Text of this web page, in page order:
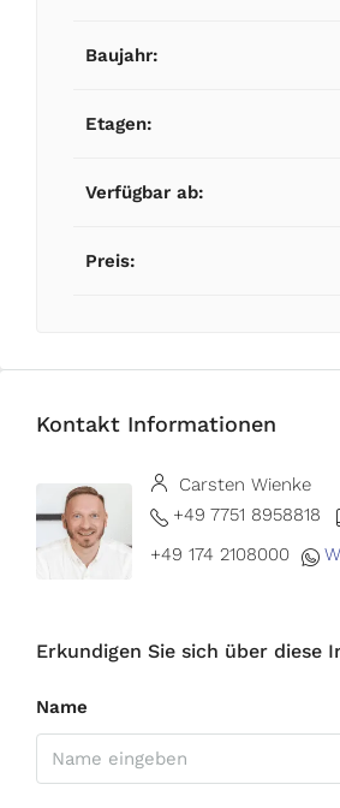
Baujahr:
Etagen:
Verfügbar ab:
Preis:
Kontakt Informationen
Carsten Wienke
+49 7751 8958818
+49 174 2108000
Erkundigen Sie sich über diese
Name